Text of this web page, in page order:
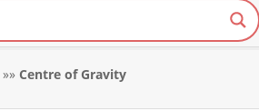
»» Centre of Gravity